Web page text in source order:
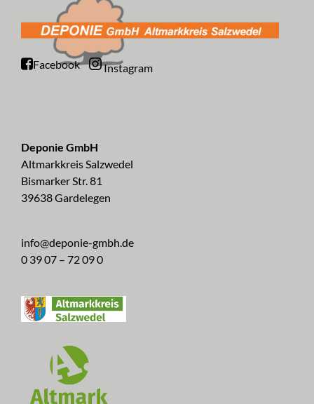
Facebook Instagram
Deponie GmbH
Altmarkkreis Salzwedel
Bismarker Str. 81
39638 Gardelegen
info@deponie-gmbh.de
0 39 07 – 72 09 0